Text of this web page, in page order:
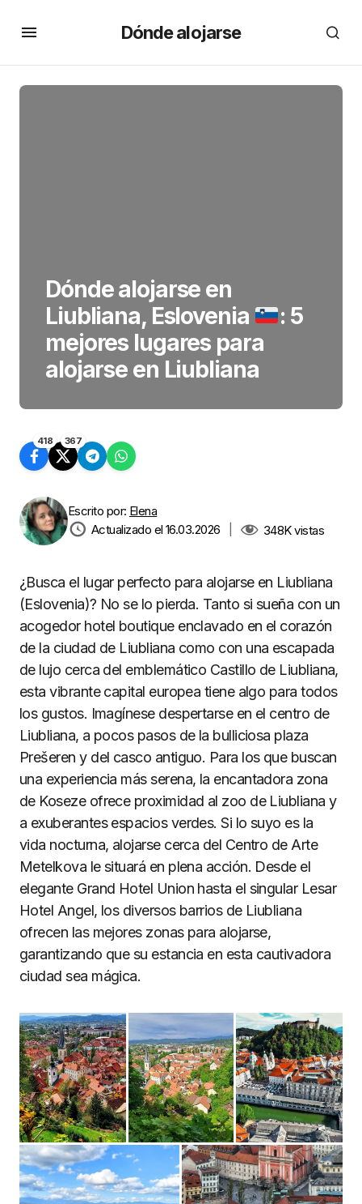
Dónde alojarse
Dónde alojarse en
Liubliana, Eslovenia
: 5
mejores lugares para
alojarse en Liubliana
418 367
Escrito por: Elena
Actualizado el 16.03.2026
348Kvistas
¿Busca el lugar perfecto para alojarse en Liubliana
(Eslovenia)? No se lo pierda. Tanto si sueña con un
acogedor hotel boutique enclavado en el corazón
de la ciudad de Liubliana como con una escapada
de lujo cerca del emblemático Castillo de Liubliana,
esta vibrante capital europea tiene algo para todos
los gustos. Imagínese despertarse en el centro de
Liubliana, a pocos pasos de la bulliciosa plaza
Prešeren y del casco antiguo. Para los que buscan
una experiencia más serena, la encantadora zona
de Koseze ofrece proximidad al zoo de Liubliana y
a exuberantes espacios verdes. Si lo suyo es la
vida nocturna, alojarse cerca del Centro de Arte
Metelkova le situará en plena acción. Desde el
elegante Grand Hotel Union hasta el singular Lesar
Hotel Angel, los diversos barrios de Liubliana
ofrecen las mejores zonas para alojarse,
garantizando que su estancia en esta cautivadora
ciudad sea mágica.